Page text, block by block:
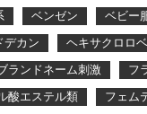
ベンゼン ベビー
デカン
ヘキサクロロ
ランドネーム刺激
フ
酸エステル類
フェム